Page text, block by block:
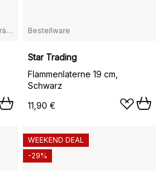
Nur begrenzte Stückzahl vorrätig Bestellware
Star Trading
Flammenlaterne 19 cm,
Schwarz
11,90 €
WEEKEND DEAL
-29%